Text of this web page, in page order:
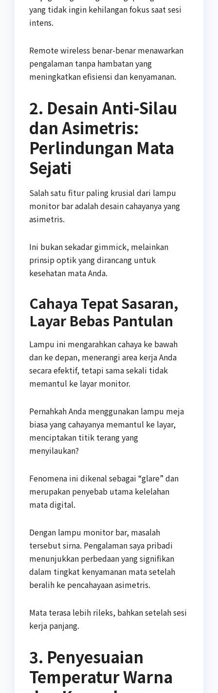
yang tidak ingin kehilangan fokus saat sesi
intens.
Remote wireless benar-benar menawarkan
pengalaman tanpa hambatan yang
meningkatkan efisiensi dan kenyamanan.
2. Desain Anti-Silau
dan Asimetris:
Perlindungan Mata
Sejati
Salah satu fitur paling krusial dari lampu
monitor bar adalah desain cahayanya yang
asimetris.
Ini bukan sekadar gimmick, melainkan
prinsip optik yang dirancang untuk
kesehatan mata Anda.
Cahaya Tepat Sasaran,
Layar Bebas Pantulan
Lampu ini mengarahkan cahaya ke bawah
dan ke depan, menerangi area kerja Anda
secara efektif, tetapi sama sekali tidak
memantul ke layar monitor.
Pernahkah Anda menggunakan lampu meja
biasa yang cahayanya memantul ke layar,
menciptakan titik terang yang
menyilaukan?
Fenomena ini dikenal sebagai “glare” dan
merupakan penyebab utama kelelahan
mata digital.
Dengan lampu monitor bar, masalah
tersebut sirna. Pengalaman saya pribadi
menunjukkan perbedaan yang signifikan
dalam tingkat kenyamanan mata setelah
beralih ke pencahayaan asimetris.
Mata terasa lebih rileks, bahkan setelah sesi
kerja panjang.
3. Penyesuaian
Temperatur Warna